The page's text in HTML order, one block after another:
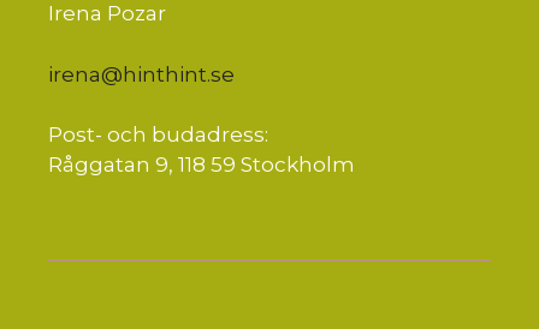
Irena Pozar
irena@hinthint.se
Post- och budadress:
Råggatan 9, 118 59 Stockholm